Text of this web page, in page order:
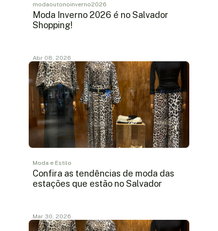
modaoutonoinverno2026
Moda Inverno 2026 é no Salvador
Shopping!
Abr 08, 2026
Moda e Estilo
Confira as tendências de moda das
estações que estão no Salvador
Mar 30, 2026